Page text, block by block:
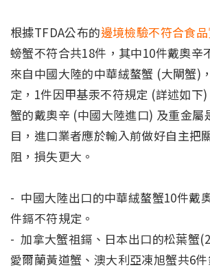
根據TFDA公布的邊境檢驗不符合食
螃蟹不符合共18件，其中10件戴奧辛
來自中國大陸的中華絨螯蟹 (大閘蟹)
定，1件因甲基汞不符規定 (詳述如下
蟹的戴奧辛 (中國大陸進口) 及重金屬
目，進口業者應於輸入前做好自主把
阻，損失更大。
- 中國大陸出口的中華絨螯蟹10件戴
件鎘不符規定。
- 加拿大蟹祖鎘、日本出口的松葉蟹
愛爾蘭黃道蟹、澳大利亞凍旭蟹共6件